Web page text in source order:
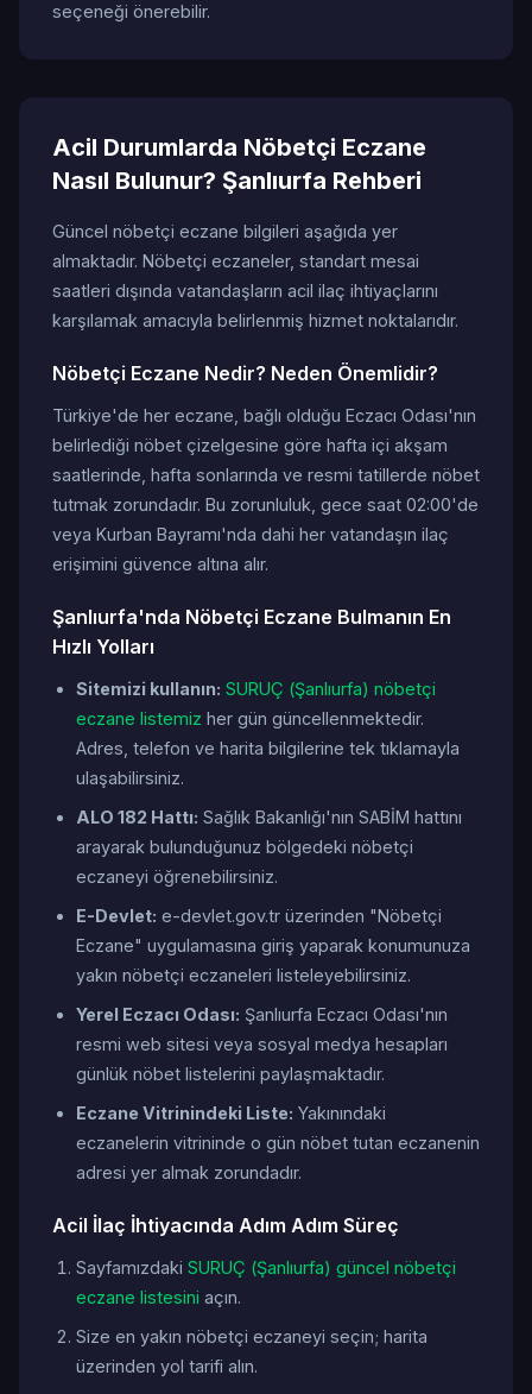
seçeneği önerebilir.
Acil Durumlarda Nöbetçi Eczane
Nasıl Bulunur? Şanlıurfa Rehberi
Güncel nöbetçi eczane bilgileri aşağıda yer
almaktadır. Nöbetçi eczaneler, standart mesai
saatleri dışında vatandaşların acil ilaç ihtiyaçlarını
karşılamak amacıyla belirlenmiş hizmet noktalarıdır.
Nöbetçi Eczane Nedir? Neden Önemlidir?
Türkiye'de her eczane, bağlı olduğu Eczacı Odası'nın
belirlediği nöbet çizelgesine göre hafta içi akşam
saatlerinde, hafta sonlarında ve resmi tatillerde nöbet
tutmak zorundadır. Bu zorunluluk, gece saat 02:00'de
veya Kurban Bayramı'nda dahi her vatandaşın ilaç
erişimini güvence altına alır.
Şanlıurfa'nda Nöbetçi Eczane Bulmanın En
Hızlı Yolları
Sitemizi kullanın: SURUÇ (Şanlıurfa) nöbetçi
eczane listemiz her gün güncellenmektedir.
Adres, telefon ve harita bilgilerine tek tıklamayla
ulaşabilirsiniz.
ALO 182 Hattı: Sağlık Bakanlığı'nın SABİM hattını
arayarak bulunduğunuz bölgedeki nöbetçi
eczaneyi öğrenebilirsiniz.
E-Devlet: e-devlet.gov.tr üzerinden "Nöbetçi
Eczane" uygulamasına giriş yaparak konumunuza
yakın nöbetçi eczaneleri listeleyebilirsiniz.
Yerel Eczacı Odası: Şanlıurfa Eczacı Odası'nın
resmi web sitesi veya sosyal medya hesapları
günlük nöbet listelerini paylaşmaktadır.
Eczane Vitrinindeki Liste: Yakınındaki
eczanelerin vitrininde o gün nöbet tutan eczanenin
adresi yer almak zorundadır.
Acil İlaç İhtiyacında Adım Adım Süreç
Sayfamızdaki SURUÇ (Şanlıurfa) güncel nöbetçi
eczane listesini açın.
Size en yakın nöbetçi eczaneyi seçin; harita
üzerinden yol tarifi alın.